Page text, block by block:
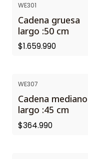
WE301
Cadena gruesa
largo :50 cm
$1.659.990
WE307
Cadena mediano
largo :45 cm
$364.990